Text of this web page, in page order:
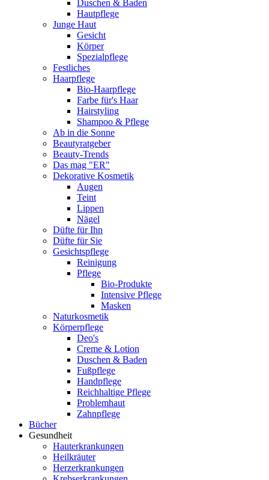
Duschen & Baden
Hautpflege
Junge Haut
Gesicht
Körper
Spezialpflege
Festliches
Haarpflege
Bio-Haarpflege
Farbe für's Haar
Hairstyling
Shampoo & Pflege
Ab in die Sonne
Beautyratgeber
Beauty-Trends
Das mag "ER"
Dekorative Kosmetik
Augen
Teint
Lippen
Nägel
Düfte für Ihn
Düfte für Sie
Gesichtspflege
Reinigung
Pflege
Bio-Produkte
Intensive Pflege
Masken
Naturkosmetik
Körperpflege
Deo's
Creme & Lotion
Duschen & Baden
Fußpflege
Handpflege
Reichhaltige Pflege
Problemhaut
Zahnpflege
Bücher
Gesundheit
Hauterkrankungen
Heilkräuter
Herzerkrankungen